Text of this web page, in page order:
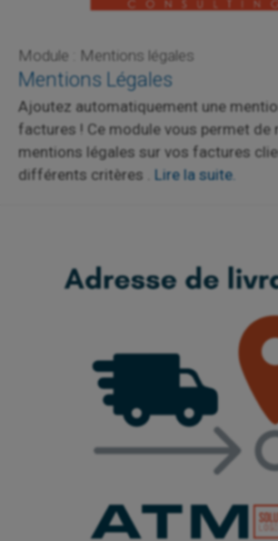
Module : Mentions légales
Mentions Légales
Ajoutez automatiquement une
factures ! Ce module vous permet de
mentions légales sur vos factures
différents critères . Lire la suite.